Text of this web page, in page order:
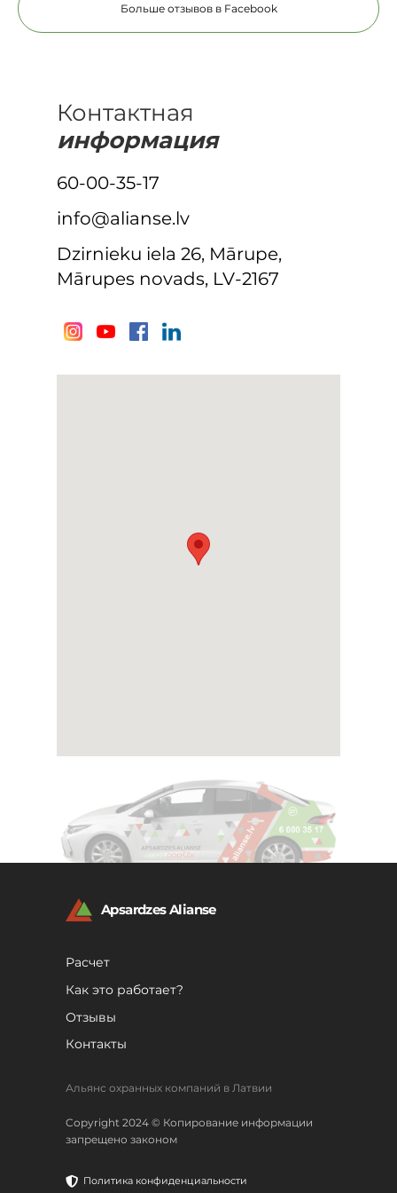
Больше отзывов в Facebook
Контактная
информация
60-00-35-17
info@alianse.lv
Dzirnieku iela 26, Mārupe,
Mārupes novads, LV-2167
Apsardzes Alianse
Расчет
Как это работает?
Отзывы
Контакты
Альянс охранных компаний в Латвии
Copyright 2024 © Копирование информации
запрещено законом
Политика конфиденциальности